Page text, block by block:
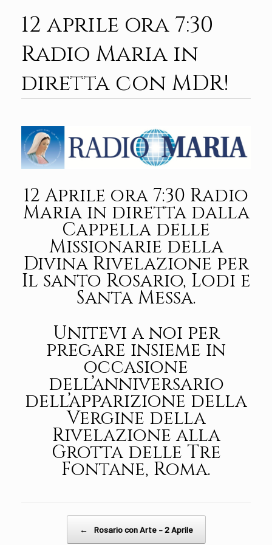
12 aprile ora 7:30
Radio Maria in
diretta con MDR!
12 Aprile ora 7:30 Radio
Maria in diretta dalla
Cappella delle
Missionarie della
Divina Rivelazione per
Il santo Rosario, Lodi e
Santa Messa.
Unitevi a noi per
pregare insieme in
occasione
dell’anniversario
dell’apparizione della
Vergine della
Rivelazione alla
Grotta delle Tre
Fontane, Roma.
← Rosario con Arte – 2 Aprile